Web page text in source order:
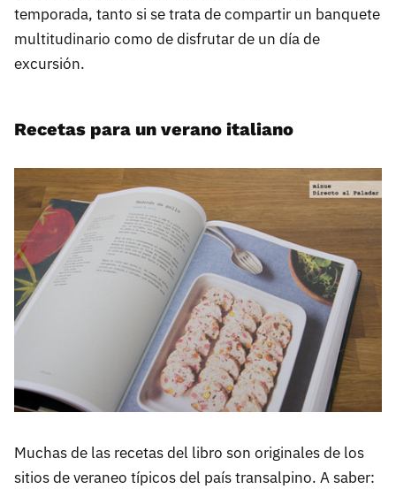
temporada, tanto si se trata de compartir un banquete
multitudinario como de disfrutar de un día de
excursión.
Recetas para un verano italiano
Muchas de las recetas del libro son originales de los
sitios de veraneo típicos del país transalpino. A saber: